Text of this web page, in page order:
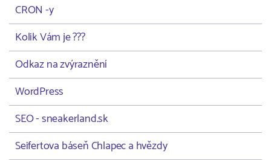
CRON -y
Kolik Vám je ???
Odkaz na zvýraznění
WordPress
SEO - sneakerland.sk
Seifertova báseň Chlapec a hvězdy